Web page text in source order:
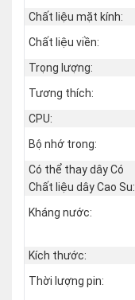
Chất liệu mặt kính:
Chất liệu viền:
Trọng lượng:
Tương thích:
CPU:
Bộ nhớ trong:
Có thể thay dây Có
Chất liệu dây Cao Su:
Kháng nước:
Kích thước:
Thời lượng pin: